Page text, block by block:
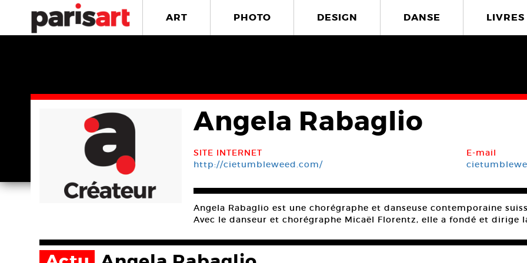
ART PHOTO DESIGN DANSE LIVRES
Angela Rabaglio
SITE INTERNET
http://cietumbleweed.com/
E-mail
Angela Rabaglio est une chorégraphe et danseuse contemporaine
Avec le danseur et chorégraphe Micaël Florentz, elle a fondé et dirige